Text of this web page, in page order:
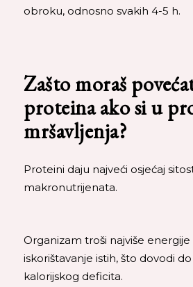
obroku, odnosno svakih 4-5 h.
Zašto moraš
proteina ako si u
mršavljenja?
Proteini daju najveći osjećaj
makronutrijenata.
Organizam troši najviše
iskorištavanje istih, što dovodi
kalorijskog deficita.